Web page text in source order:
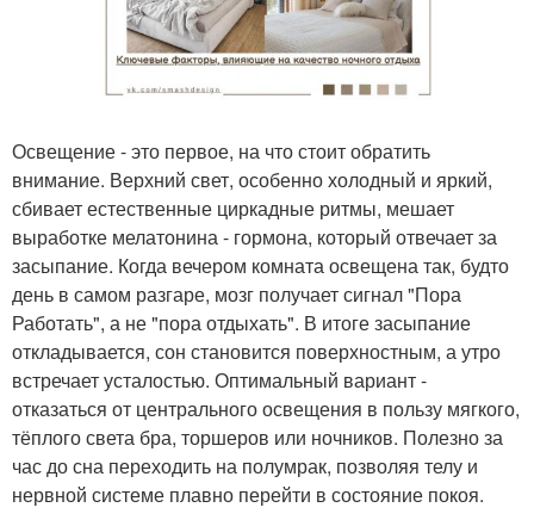
Освещение - это первое, на что стоит обратить
внимание. Верхний свет, особенно холодный и яркий,
сбивает естественные циркадные ритмы, мешает
выработке мелатонина - гормона, который отвечает за
засыпание. Когда вечером комната освещена так, будто
день в самом разгаре, мозг получает сигнал "Пора
Работать", а не "пора отдыхать". В итоге засыпание
откладывается, сон становится поверхностным, а утро
встречает усталостью. Оптимальный вариант -
отказаться от центрального освещения в пользу мягкого,
тёплого света бра, торшеров или ночников. Полезно за
час до сна переходить на полумрак, позволяя телу и
нервной системе плавно перейти в состояние покоя.